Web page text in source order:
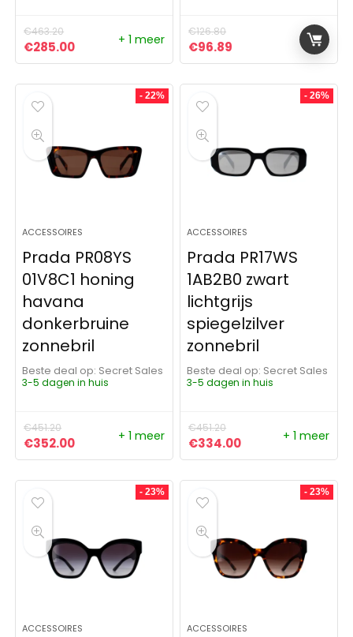
€463.20
Oorspronkelijke prijs was: €463.20.
€285.00Huidige prijs is: €285.00.
+ 1 meer
€126.80
Oorspronkelijke prijs was:
€96.89 Huidige prijs is:
- 22%
ACCESSOIRES
Prada PR08YS
01V8C1 honing
havana
donkerbruine
zonnebril
Beste deal op:
Secret Sales
3-5 dagen in huis
€451.20
Oorspronkelijke prijs was: €451.20.
€352.00Huidige prijs is: €352.00.
+ 1 meer
- 26%
ACCESSOIRES
Prada PR17WS
1AB2B0 zwart
lichtgrijs
spiegelzilver
zonnebril
Beste deal op:
Secret Sales
3-5 dagen in huis
€451.20
Oorspronkelijke prijs was:
€334.00Huidige prijs is:
+ 1 meer
- 23%
ACCESSOIRES
- 23%
ACCESSOIRES